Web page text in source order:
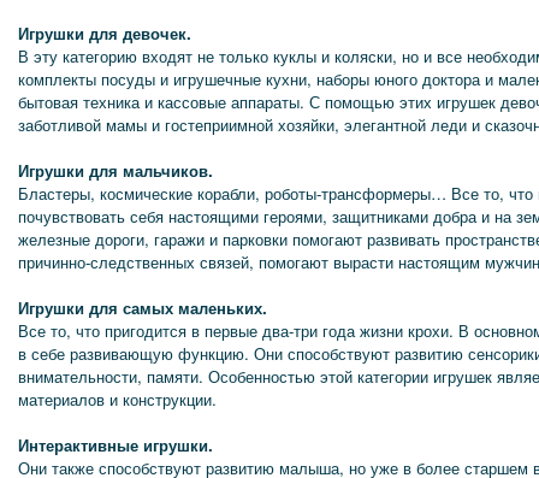
Игрушки для девочек.
В эту категорию входят не только куклы и коляски, но и все
комплекты посуды и игрушечные кухни, наборы юного доктора и
бытовая техника и кассовые аппараты. С помощью этих игрушек
заботливой мамы и гостеприимной хозяйки, элегантной леди и
Игрушки для мальчиков.
Бластеры, космические корабли, роботы-трансформеры… Все то,
почувствовать себя настоящими героями, защитниками добра и на
железные дороги, гаражи и парковки помогают развивать
причинно-следственных связей, помогают вырасти настоящим
Игрушки для самых маленьких.
Все то, что пригодится в первые два-три года жизни крохи. В
в себе развивающую функцию. Они способствуют развитию
внимательности, памяти. Особенностью этой категории игрушек
материалов и конструкции.
Интерактивные игрушки.
Они также способствуют развитию малыша, но уже в более старшем